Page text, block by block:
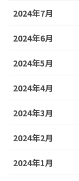
2024年7月
2024年6月
2024年5月
2024年4月
2024年3月
2024年2月
2024年1月